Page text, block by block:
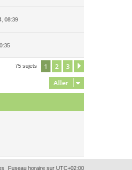
08:39
75 sujets 1 2 3
Aller
Fuseau horaire sur UTC+02:00